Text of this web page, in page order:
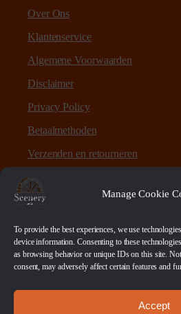
Manage Cookie
To provide the best experiences, we use
device information. Consenting to these
as browsing behavior or unique IDs on this site.
consent, may adversely affect certain features and
Accept
Over Ons
Klantenservice
Algemene Voorwaarden
Disclaimer
Privacy Policy
Betaalmethoden
Verzenden en retourneren
Sitemap
Over Scenery en Zo
Scenery en Zo is een webshop
scenery. Maar ook ruwe materialen,